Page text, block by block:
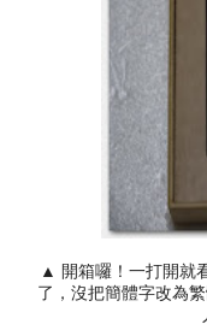
▲ 開箱囉！一打開就
了，沒把簡體字改為